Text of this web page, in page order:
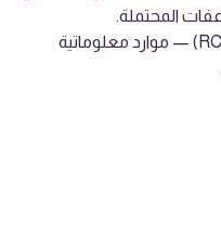
المحتملة.
— موارد معلوماتية